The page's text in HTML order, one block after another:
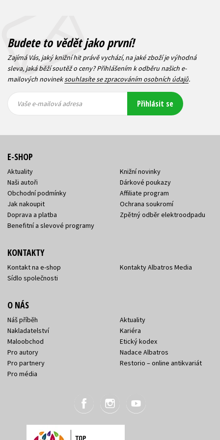
Budete to vědět jako první!
Zajímá Vás, jaký knižní hit právě vychází, na jaké zboží je výhodná
sleva, jaká běží soutěž o ceny? Přihlášením k odběru našich e-
mailových novineksouhlasíte se zpracováním osobních údajů.
mailová
mailová
Vaše e-mailová adresa Přihlásit se
E-SHOP
Aktuality
Naši autoři
Obchodní podmínky
Jak nakoupit
Doprava a platba
Benefitní a slevové programy
Knižní novinky
Dárkové poukazy
Affiliate program
Ochrana soukromí
Zpětný odběr elektroodpadu
KONTAKTY
Kontakt na e-shop
Sídlo společnosti
Kontakty Albatros Media
O NÁS
Náš příběh
Nakladatelství
Maloobchod
Pro autory
Pro partnery
Pro média
Aktuality
Kariéra
Etický kodex
Nadace Albatros
Restorio – online antikvariát